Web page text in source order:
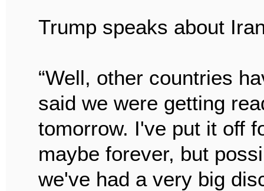
Trump speaks about
“Well, other countries
said we were getting
tomorrow. I've put it off
maybe forever, but
we've had a very big